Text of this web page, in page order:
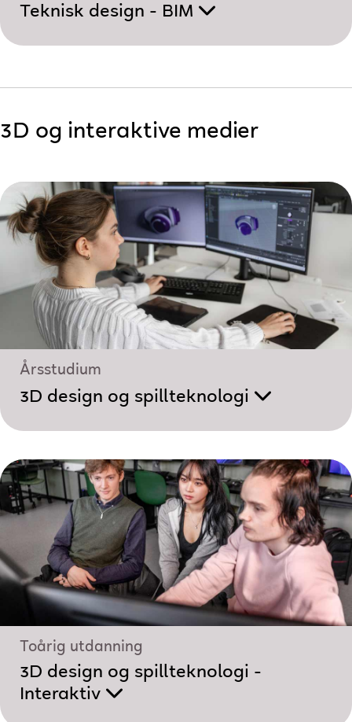
Teknisk design - BIM
3D og interaktive medier
Årsstudium
3D design og spillteknologi
Toårig utdanning
3D design og spillteknologi -
Interaktiv